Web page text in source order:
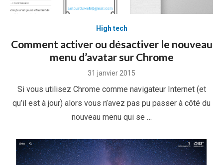
High tech
Comment activer ou désactiver le nouveau
menu d’avatar sur Chrome
Posted
31 janvier 2015
Si vous utilisez Chrome comme navigateur Internet (et
qu’il est à jour) alors vous n’avez pas pu passer à côté du
nouveau menu qui se …